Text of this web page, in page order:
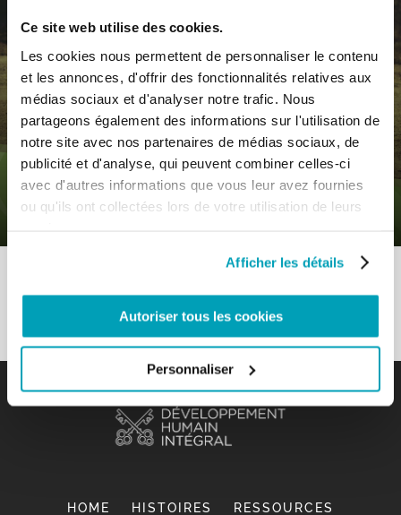
Ce site web utilise des cookies.
Les cookies nous permettent de personnaliser le contenu
et les annonces, d'offrir des fonctionnalités relatives aux
médias sociaux et d'analyser notre trafic. Nous
partageons également des informations sur l'utilisation de
notre site avec nos partenaires de médias sociaux, de
publicité et d'analyse, qui peuvent combiner celles-ci
avec d'autres informations que vous leur avez fournies
ou qu'ils ont collectées lors de votre utilisation de leurs
Afficher les détails
Autoriser tous les cookies
Personnaliser
By
0
Comments
Évangile – Connaître pour comprendre
HOME HISTOIRES RESSOURCES